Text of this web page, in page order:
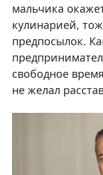
мальчика
кулинарией,
предпосылок.
свободное
не желал